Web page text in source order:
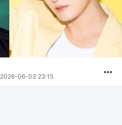
2026-06-03 23:15